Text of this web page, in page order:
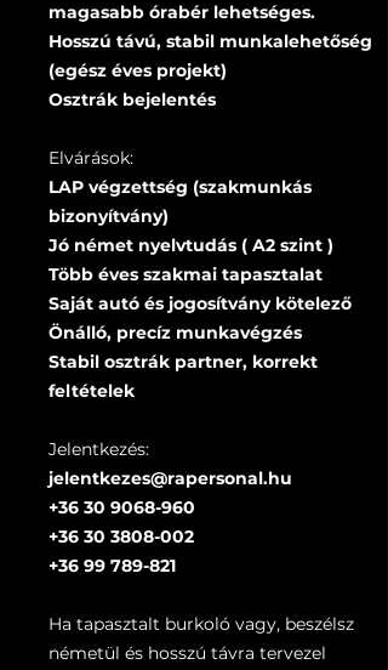
magasabb órabér lehetséges.
Hosszú távú, stabil munkalehetőség
(egész éves projekt)
Osztrák bejelentés
Elvárások:
LAP végzettség (szakmunkás
bizonyítvány)
Jó német nyelvtudás ( A2 szint )
Több éves szakmai tapasztalat
Saját autó és jogosítvány kötelező
Önálló, precíz munkavégzés
Stabil osztrák partner, korrekt
feltételek
Jelentkezés:
jelentkezes@rapersonal.hu
+36 30 9068-960
+36 30 3808-002
+36 99 789-821
Ha tapasztalt burkoló vagy, beszélsz
németül és hosszú távra tervezel